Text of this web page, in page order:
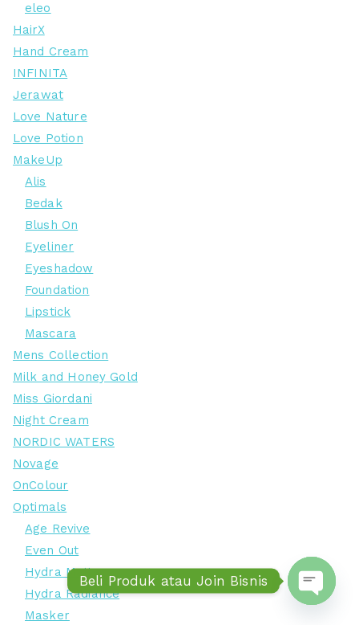
eleo
HairX
Hand Cream
INFINITA
Jerawat
Love Nature
Love Potion
MakeUp
Alis
Bedak
Blush On
Eyeliner
Eyeshadow
Foundation
Lipstick
Mascara
Mens Collection
Milk and Honey Gold
Miss Giordani
Night Cream
NORDIC WATERS
Novage
OnColour
Optimals
Age Revive
Even Out
Hydra Matte
Hydra Radiance
Masker
Beli Produk atau Join Bisnis